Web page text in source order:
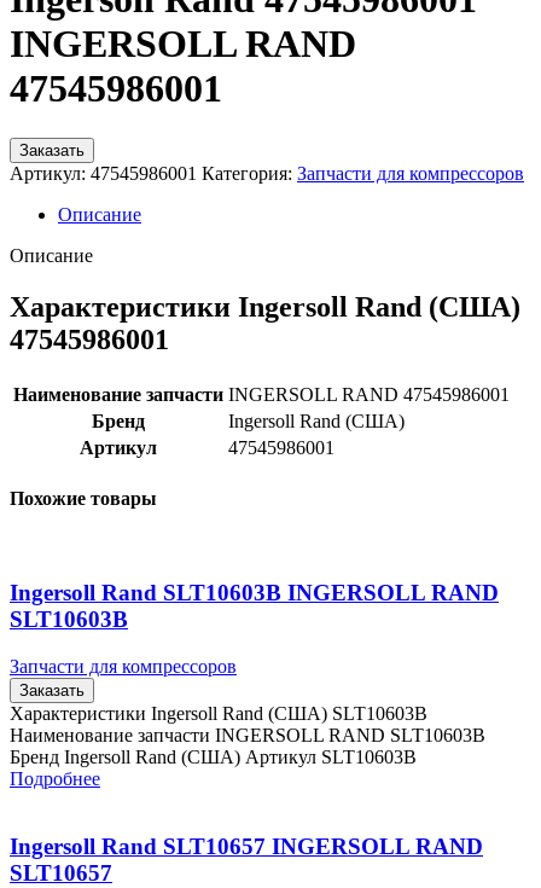
INGERSOLL RAND
47545986001
Заказать
Артикул: 47545986001 Категория: Запчасти для компрессоров
Описание
Описание
Характеристики Ingersoll Rand (США)
47545986001
Наименование запчасти INGERSOLL RAND 47545986001
Бренд
Ingersoll Rand (США)
Артикул
47545986001
Похожие товары
Ingersoll Rand SLT10603B INGERSOLL RAND
SLT10603B
Запчасти для компрессоров
Заказать
Характеристики Ingersoll Rand (США) SLT10603B
Наименование запчасти INGERSOLL RAND SLT10603B
Бренд Ingersoll Rand (США) Артикул SLT10603B
Подробнее
Ingersoll Rand SLT10657 INGERSOLL RAND
SLT10657